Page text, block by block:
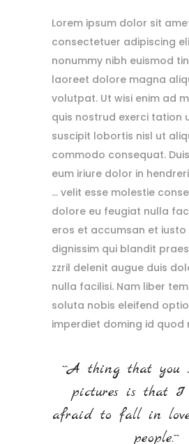
Lorem ipsum dolor sit
consectetuer adipiscing
nonummy nibh euismod
laoreet dolore magna
volutpat. Ut wisi enim ad
quis nostrud exerci tation
suscipit lobortis nisl ut
commodo consequat.
eum iriure dolor in
… velit esse molestie
dolore eu feugiat nulla
eros et accumsan et iusto
dignissim qui blandit
zzril delenit augue duis
nulla facilisi. Nam liber
soluta nobis eleifend
imperdiet doming id quod
``A thing that you
pictures is that I
afraid to fall in
people.``